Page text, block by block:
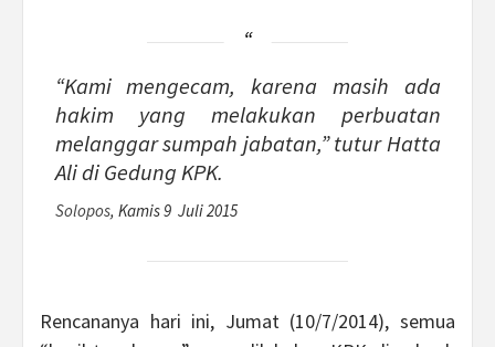
“Kami mengecam, karena masih ada
hakim yang melakukan perbuatan
melanggar sumpah jabatan,” tutur Hatta
Ali di Gedung KPK.
Solopos, Kamis 9 Juli 2015
Rencananya hari ini, Jumat (10/7/2014), semua